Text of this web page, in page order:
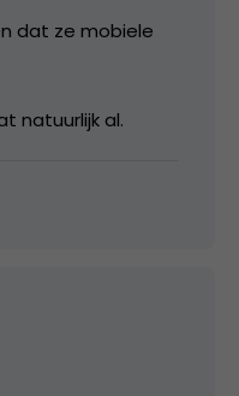
dat ze mobiele
natuurlijk al.